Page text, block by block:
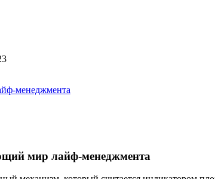
менеджмента
мир лайф-менеджмента